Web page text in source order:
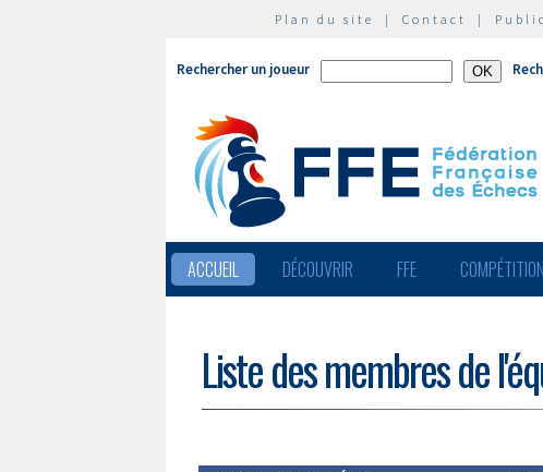
Plan du site | Contact |
Rechercher un joueur
ACCUEIL DÉCOUVRIR FFE
Liste des membres de